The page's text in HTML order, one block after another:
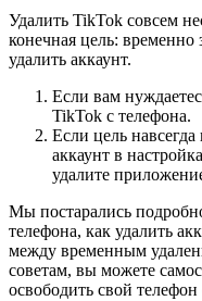
Удалить TikTok совсем
конечная цель: временно
удалить аккаунт.
Если вам
TikTok с телефона.
Если цель
аккаунт в
удалите
Мы постарались
телефона, как удалить
между временным
советам, вы можете
освободить свой